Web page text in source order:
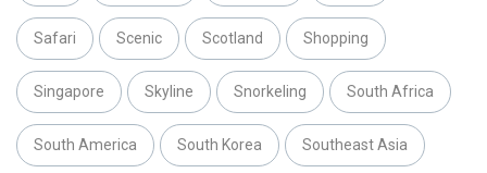
Safari Scenic Scotland Shopping
Singapore Skyline Snorkeling South Africa
South America South Korea Southeast Asia